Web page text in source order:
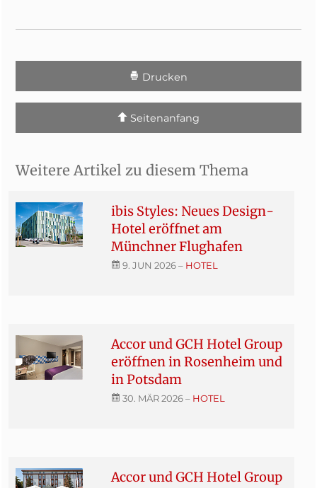
Drucken
Seitenanfang
Weitere Artikel zu diesem Thema
ibis Styles: Neues Design-
Hotel eröffnet am
Münchner Flughafen
9. JUN 2026– HOTEL
Accor und GCH Hotel Group
eröffnen in Rosenheim und
in Potsdam
30. MÄR 2026– HOTEL
Accor und GCH Hotel Group